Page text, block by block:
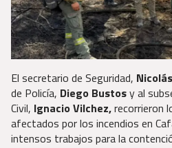
El secretario de Seguridad,
de Policía, Diego Bustosy al
Civil, Ignacio Vilchez,recorrieron
afectados por los incendios en
intensos trabajos para la